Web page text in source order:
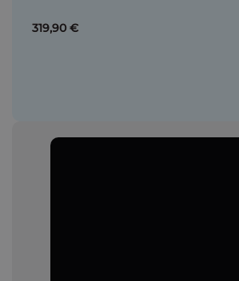
319,90 €